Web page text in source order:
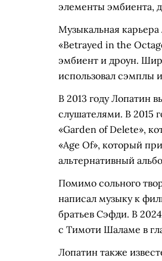
элементы эмбиента,
Музыкальная
«Betrayed in the
эмбиент и дроун.
использовал сэмплы
В 2013 году Лопатин
слушателями. В 2015
«Garden of Delete»,
«Age Of», который
альтернативный
Помимо сольного
написал музыку к
братьев Сэфди. В
с Тимоти Шаламе в
Лопатин также